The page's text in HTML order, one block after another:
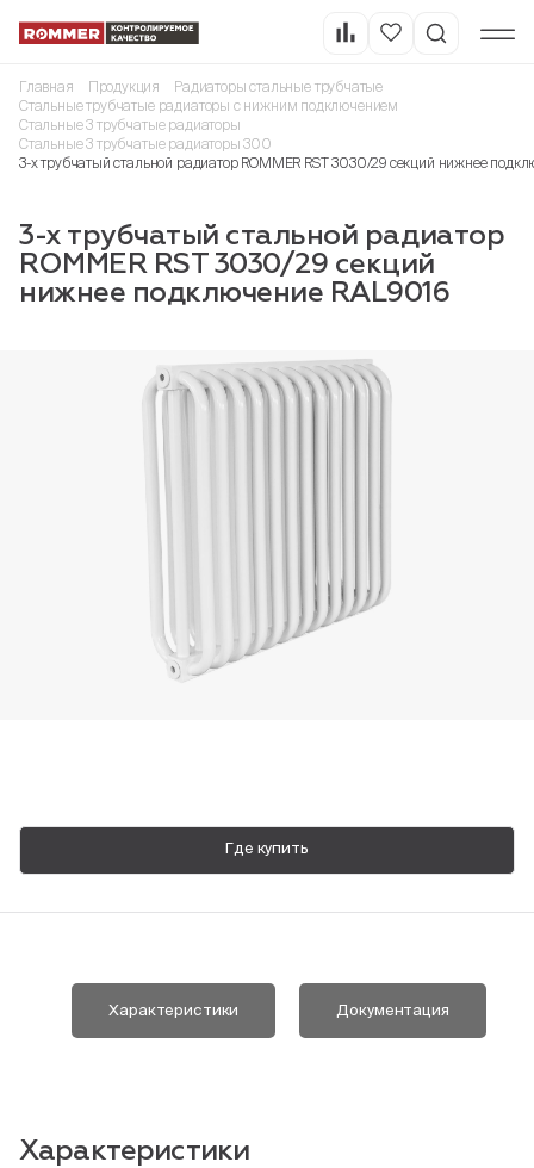
Пн-Пт, 9:00—18:00
Главная Продукция
Радиаторы стальные трубчатые
Стальные трубчатые радиаторы с нижним подключением
Стальные 3 трубчатые радиаторы
Стальные 3 трубчатые радиаторы 300
3-х трубчатый стальной радиатор ROMMER RST 3030/29 секций нижнее
3-х трубчатый стальной радиатор
ROMMER RST 3030/29 секций
нижнее подключение RAL9016
Где купить
Характеристики Документация
Характеристики